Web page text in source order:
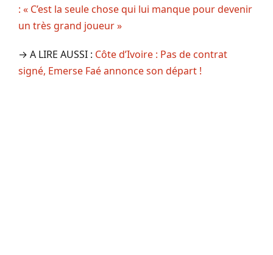
: « C’est la seule chose qui lui manque pour devenir
un très grand joueur »
→ A LIRE AUSSI : Côte d’Ivoire : Pas de contrat
signé, Emerse Faé annonce son départ !